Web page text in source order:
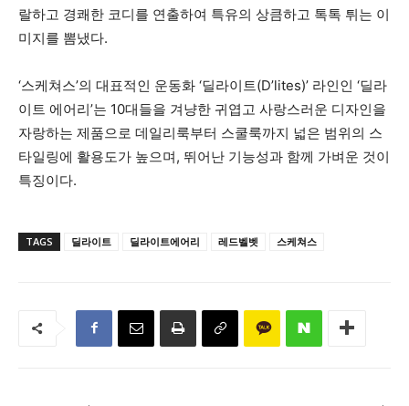
랄하고 경쾌한 코디를 연출하여 특유의 상큼하고 톡톡 튀는 이
미지를 뽐냈다.
‘스케쳐스’의 대표적인 운동화 ‘딜라이트(D’lites)’ 라인인 ‘딜라
이트 에어리’는 10대들을 겨냥한 귀엽고 사랑스러운 디자인을
자랑하는 제품으로 데일리룩부터 스쿨룩까지 넓은 범위의 스
타일링에 활용도가 높으며, 뛰어난 기능성과 함께 가벼운 것이
특징이다.
TAGS 딜라이트 딜라이트에어리 레드벨벳 스케쳐스